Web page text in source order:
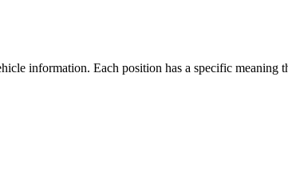
information. Each position has a specific meaning